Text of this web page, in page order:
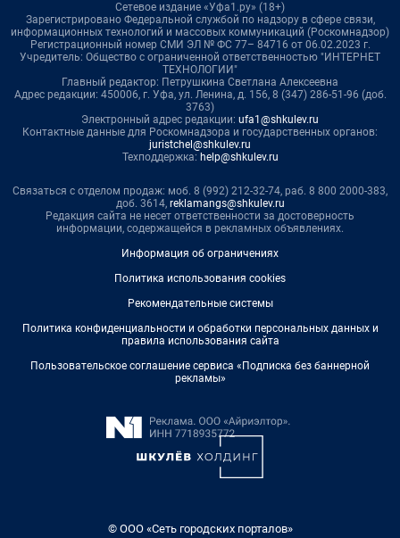
Сетевое издание «Уфа1.ру» (18+)
Зарегистрировано Федеральной службой по надзору в сфере связи,
информационных технологий и массовых коммуникаций (Роскомнадзор)
Регистрационный номер СМИ ЭЛ № ФС 77– 84716 от 06.02.2023 г.
Учредитель: Общество с ограниченной ответственностью "ИНТЕРНЕТ
ТЕХНОЛОГИИ"
Главный редактор: Петрушкина Светлана Алексеевна
Адрес редакции: 450006, г. Уфа, ул. Ленина, д. 156, 8 (347) 286-51-96 (доб.
3763)
Электронный адрес редакции: ufa1@shkulev.ru
Контактные данные для Роскомнадзора и государственных органов:
juristchel@shkulev.ru
Техподдержка: help@shkulev.ru
Связаться с отделом продаж: моб. 8 (992) 212-32-74, раб. 8 800 2000-383,
доб. 3614, reklamangs@shkulev.ru
Редакция сайта не несет ответственности за достоверность
информации, содержащейся в рекламных объявлениях.
Информация об ограничениях
Политика использования cookies
Рекомендательные системы
Политика конфиденциальности и обработки персональных данных и
правила использования сайта
Пользовательское соглашение сервиса «Подписка без баннерной
рекламы»
© ООО «Сеть городских порталов»